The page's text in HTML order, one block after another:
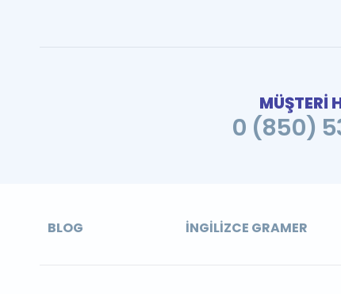
MÜŞTERİ
0 (850)
BLOG İNGILIZCE GRAMER